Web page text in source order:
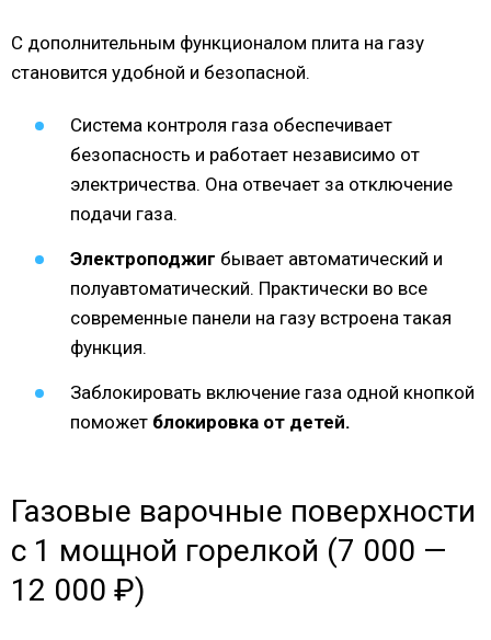
С дополнительным функционалом плита на газу
становится удобной и безопасной.
Система контроля газа обеспечивает
безопасность и работает независимо от
электричества. Она отвечает за отключение
подачи газа.
Электроподжиг бывает автоматический и
полуавтоматический. Практически во все
современные панели на газу встроена такая
функция.
Заблокировать включение газа одной кнопкой
поможет блокировка от детей.
Газовые варочные поверхности
с 1 мощной горелкой (7 000 —
12 000 ₽)